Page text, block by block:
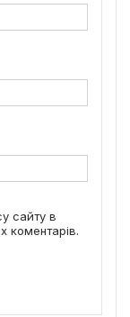
сайту в
коментарів.